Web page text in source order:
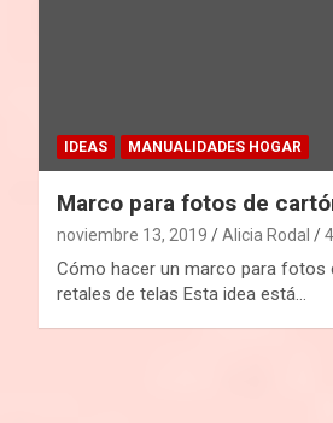
IDEAS MANUALIDADES HOGAR
Marco para fotos de
noviembre 13, 2019 Alicia Rodal
Cómo hacer un marco para fotos
retales de telas Esta idea está…